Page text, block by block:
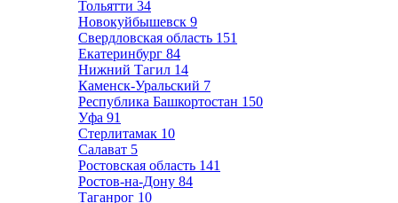
Тольятти 34
Новокуйбышевск 9
Свердловская область 151
Екатеринбург 84
Нижний Тагил 14
Каменск-Уральский 7
Республика Башкортостан 150
Уфа 91
Стерлитамак 10
Салават 5
Ростовская область 141
Ростов-на-Дону 84
Таганрог 10